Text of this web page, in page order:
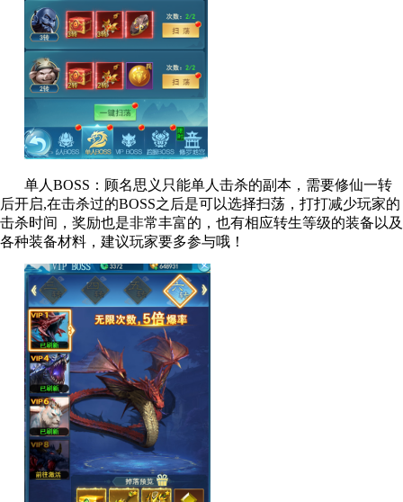
单人BOSS：顾名思义只能单人击杀的副本，需要修仙一转
后开启,在击杀过的BOSS之后是可以选择扫荡，打打减少玩家的
击杀时间，奖励也是非常丰富的，也有相应转生等级的装备以及
各种装备材料，建议玩家要多参与哦！